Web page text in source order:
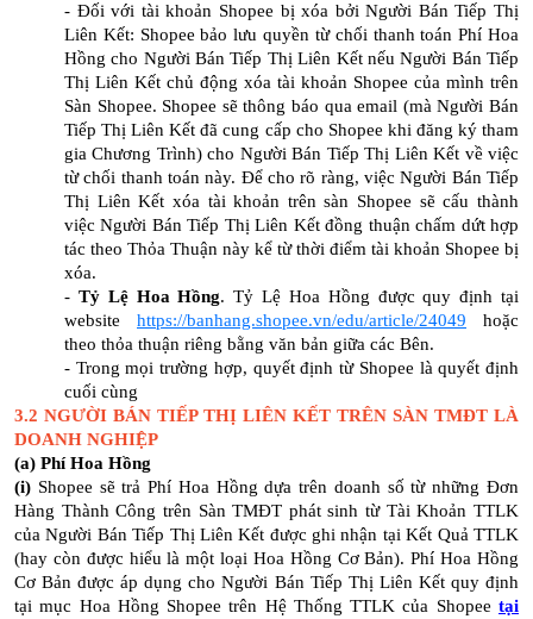
- Đối với tài khoản Shopee bị xóa bởi Người Bán Tiếp Thị
Liên Kết: Shopee bảo lưu quyền từ chối thanh toán Phí Hoa
Hồng cho Người Bán Tiếp Thị Liên Kết nếu Người Bán Tiếp
Thị Liên Kết chủ động xóa tài khoản Shopee của mình trên
Sàn Shopee. Shopee sẽ thông báo qua email (mà Người Bán
Tiếp Thị Liên Kết đã cung cấp cho Shopee khi đăng ký tham
gia Chương Trình) cho Người Bán Tiếp Thị Liên Kết về việc
từ chối thanh toán này. Để cho rõ ràng, việc Người Bán Tiếp
Thị Liên Kết xóa tài khoản trên sàn Shopee sẽ cấu thành
việc Người Bán Tiếp Thị Liên Kết đồng thuận chấm dứt hợp
tác theo Thỏa Thuận này kể từ thời điểm tài khoản Shopee bị
xóa.
- Tỷ Lệ Hoa Hồng. Tỷ Lệ Hoa Hồng được quy định tại
website
https://banhang.shopee.vn/edu/article/24049 hoặc
theo thỏa thuận riêng bằng văn bản giữa các Bên.
- Trong mọi trường hợp, quyết định từ Shopee là quyết định
cuối cùng
3.2 NGƯỜI BÁN TIẾP THỊ LIÊN KẾT TRÊN SÀN TMĐT LÀ
DOANH NGHIỆP
(a) Phí Hoa Hồng
(i) Shopee sẽ trả Phí Hoa Hồng dựa trên doanh số từ những Đơn
Hàng Thành Công trên Sàn TMĐT phát sinh từ Tài Khoản TTLK
của Người Bán Tiếp Thị Liên Kết được ghi nhận tại Kết Quả TTLK
(hay còn được hiểu là một loại Hoa Hồng Cơ Bản). Phí Hoa Hồng
Cơ Bản được áp dụng cho Người Bán Tiếp Thị Liên Kết quy định
tại mục Hoa Hồng Shopee trên Hệ Thống TTLK của Shopee tại